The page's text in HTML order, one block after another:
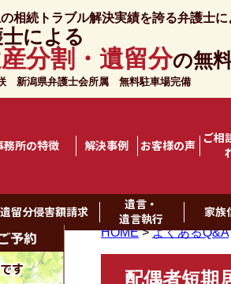
相続トラブル解決実績を誇る弁護士に
による
分割・遺留分の無
新潟県弁護士会所属 無料駐車場完備
務所の特徴 解決事例 お客様の声
ご相
遺留分侵害額請求
遺言・
遺言執行
家族
HOME>よくあるQ&A
配偶者短期